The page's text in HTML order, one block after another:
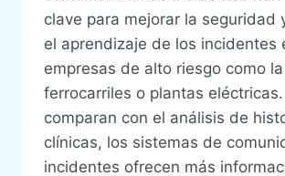
clave para mejorar la seguridad
el aprendizaje de los incidentes
empresas de alto riesgo como
ferrocarriles o plantas eléctricas.
comparan con el análisis de
clínicas, los sistemas de
incidentes ofrecen más